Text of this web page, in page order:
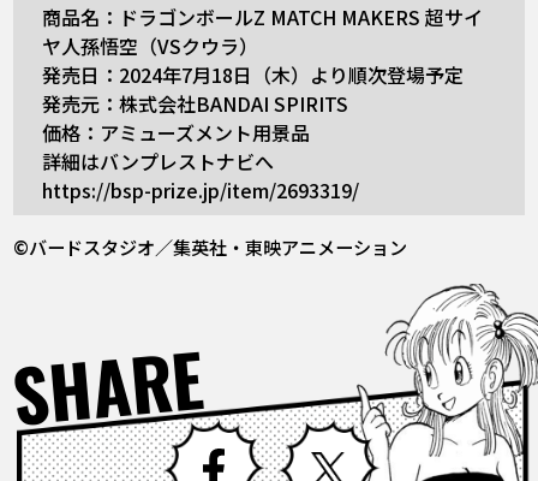
商品名：ドラゴンボールZ MATCH MAKERS 超サイ
ヤ人孫悟空（VSクウラ）
発売日：2024年7月18日（木）より順次登場予定
発売元：株式会社BANDAI SPIRITS
価格：アミューズメント用景品
詳細はバンプレストナビへ
https://bsp-prize.jp/item/2693319/
©バードスタジオ／集英社・東映アニメーション
SHARE Facebook X